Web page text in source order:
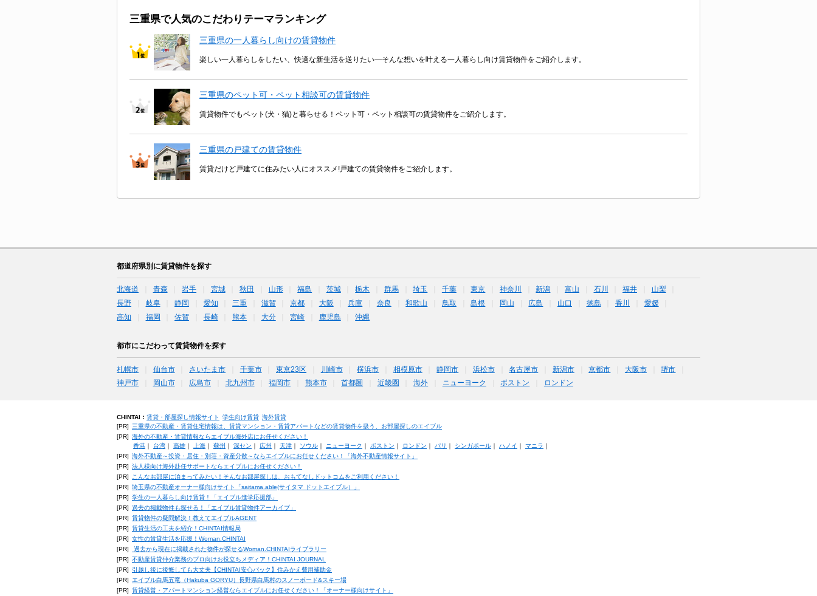
三重県で人気のこだわりテーマランキング
三重県の一人暮らし向けの賃貸物件
楽しい一人暮らしをしたい、快適な新生活を送りたい―そんな想いを叶える一人暮らし向け賃貸物件をご紹介します。
三重県のペット可・ペット相談可の賃貸物件
賃貸物件でもペット(犬・猫)と暮らせる！ペット可・ペット相談可の賃貸物件をご紹介します。
三重県の戸建ての賃貸物件
賃貸だけど戸建てに住みたい人にオススメ!戸建ての賃貸物件をご紹介します。
都道府県別に賃貸物件を探す
北海道 青森 岩手 宮城 秋田 山形 福島 茨城 栃木 群馬 埼玉 千葉 東京 神奈川 新潟 富山 石川 福井
山梨
長野
岐阜 静岡 愛知 三重 滋賀 京都 大阪 兵庫 奈良 和歌山 鳥取 島根 岡山 広島 山口 徳島 香川
愛媛
高知
福岡 佐賀 長崎 熊本 大分 宮崎 鹿児島 沖縄
都市にこだわって賃貸物件を探す
札幌市 仙台市 さいたま市 千葉市 東京23区 川崎市 横浜市 相模原市 静岡市 浜松市 名古屋市 新潟市 京都市 大阪市
堺市
神戸市
岡山市 広島市 北九州市 福岡市 熊本市 首都圏 近畿圏 海外 ニューヨーク ボストン ロンドン
CHINTAI： 賃貸・部屋探し情報サイト 学生向け賃貸 海外賃貸
[PR] 三重県の不動産・賃貸住宅情報は、賃貸マンション・賃貸アパートなどの賃貸物件を扱う、お部屋探しのエイブル
[PR] 海外の不動産・賃貸情報ならエイブル海外店にお任せください！
香港｜ 台湾｜ 高雄｜ 上海｜ 蘇州 深セン 広州 天津｜ ソウル｜ ニューヨーク ボストン ロンドン パリ シンガポール｜ ハノイ マニラ
[PR] 海外不動産～投資・居住・別荘・資産分散～ならエイブルにお任せください！「海外不動産情報サイト」
[PR] 法人様向け海外赴任サポートならエイブルにお任せください！
[PR]
こんなお部屋に泊まってみたい！そんなお部屋探しは、おもてなしドットコムをご利用ください！
[PR] 埼玉県の不動産オーナー様向けサイト「saitama.able(サイタマ ドットエイブル）」
[PR] 学生の一人暮らし向け賃貸！「エイブル進学応援部」
[PR] 過去の掲載物件も探せる！「エイブル賃貸物件アーカイブ」
[PR] 賃貸物件の疑問解決！教えてエイブルAGENT
[PR] 賃貸生活の工夫を紹介！CHINTAI情報局
[PR] 女性の賃貸生活を応援！Woman.CHINTAI
[PR]
過去から現在に掲載された物件が探せるWoman.CHINTAIライブラリー
[PR] 不動産賃貸仲介業務のプロ向けお役立ちメディア！CHINTAI JOURNAL
[PR]
引越し後に後悔しても大丈夫【CHINTAI安心パック】住みかえ費用補助金
[PR]
エイブル白馬五竜（Hakuba GORYU）長野県白馬村のスノーボード&スキー場
[PR] 賃貸経営・アパートマンション経営ならエイブルにお任せください！「オーナー様向けサイト」